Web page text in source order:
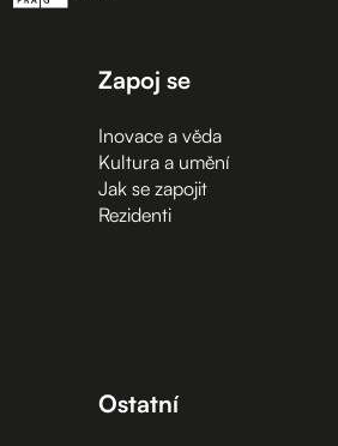
Zapoj se
Inovace a věda
Kultura a umění
Jak se zapojit
Rezidenti
Ostatní